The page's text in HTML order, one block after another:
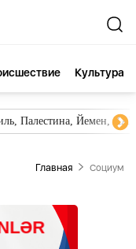
Культура
Палестина, Йемен,
Главная Социум